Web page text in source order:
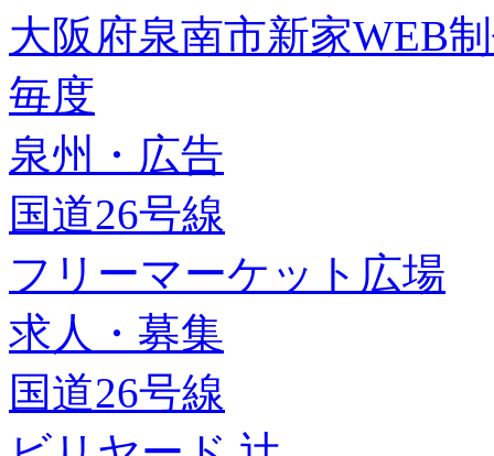
大阪府泉南市新家WEB
毎度
泉州・広告
国道26号線
フリーマーケット広場
求人・募集
国道26号線